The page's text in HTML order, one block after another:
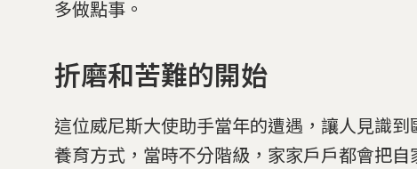
多做點事。
折磨和苦難的開始
這位威尼斯大使助手當年的遭遇，讓人見識
養育方式，當時不分階級，家家戶戶都會把自